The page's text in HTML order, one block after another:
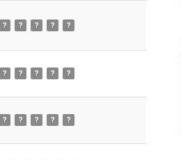
? ? ? ? ?
? ? ? ? ?
? ? ? ? ?